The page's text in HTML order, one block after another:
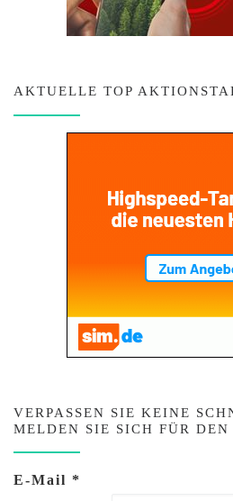
AKTUELLE TOP
VERPASSEN SIE KEINE
MELDEN SIE SICH FÜR DEN
E-Mail *